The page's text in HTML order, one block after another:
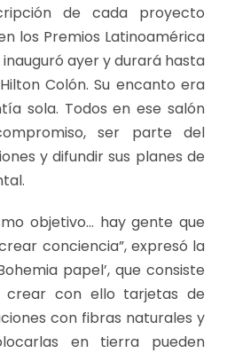
de cada proyecto
los Premios Latinoamérica
ayer y durará hasta
Colón. Su encanto era
sola. Todos en ese salón
ser parte del
y difundir sus planes de
objetivo… hay gente que
conciencia”, expresó la
papel’, que consiste
con ello tarjetas de
con fibras naturales y
en tierra pueden